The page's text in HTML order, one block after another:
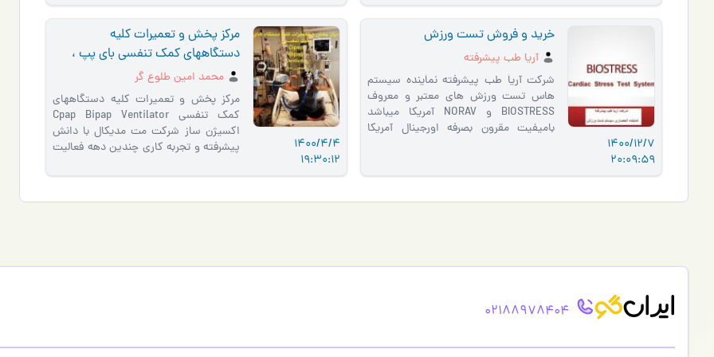
1400/12/7
20:09:59
خرید و فروش تست ورزش
آریا طب پیشرفته
شرکت آریا طب پیشرفته نماینده سیستم
هاس تست ورزش های معتبر و معروف
BIOSTRESS و NORAV آمریکا میباشد
بامیفیت مقرون بصرفه اورجینال آمریکا
1400/4/4
19:30:12
مرکز پخش و تعمیرات کلیه
دستگاههای کمک تنفسی بای پپ ،
ونتیلاتور
محمد امین طلوع گر
مرکز پخش و تعمیرات کلیه دستگاههای
کمک تنفسی Cpap Bipap Ventilator
اکسیژن ساز شرکت مت مدیکال با دانش
پيشرفته و تجربه كاري چندين دهه فعاليت
ت�…
02188978404